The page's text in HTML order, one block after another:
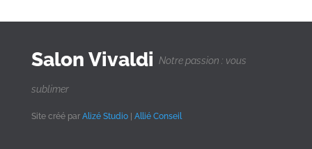
Salon Vivaldi Notre passion : vous
sublimer
Site créé par Alizé Studio| Allié Conseil